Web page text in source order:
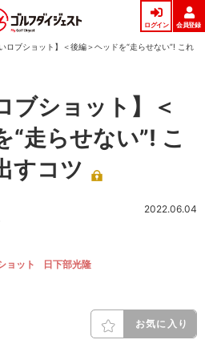
ログイン 会員登録
ロブショット】＜後編＞ヘッドを“走らせない”! これ
ブショット】＜
“走らせない”! こ
すコツ
2022.06.04
ョット 日下部光隆
お気に入り